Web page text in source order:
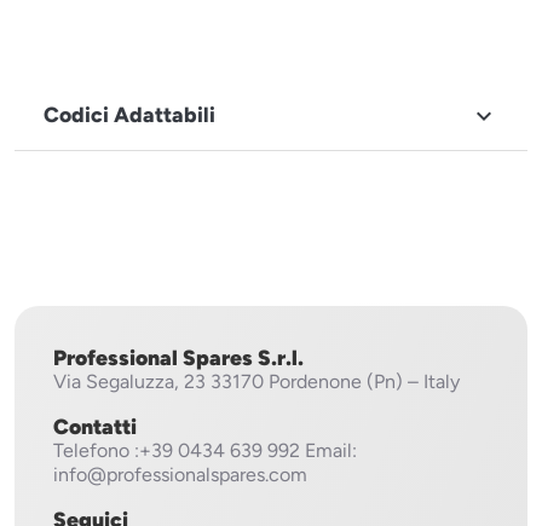
Codici Adattabili 
Professional Spares S.r.l.
Via Segaluzza, 23 33170 Pordenone (Pn) – Italy
Contatti
Telefono :+39 0434 639 992 Email:
info@professionalspares.com
Seguici